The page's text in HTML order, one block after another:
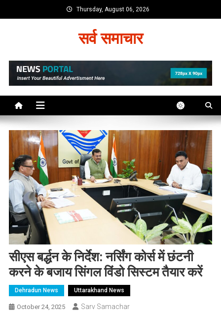
to
Thursday, August 06, 2026
सर्व समाचार
सीएस बर्द्धन के निर्देश: नर्सिंग कोर्स में छंटनी
करने के बजाय सिंगल विंडो सिस्टम तैयार करें
Dehradun News Uttarakhand News
October 24, 2025 Sarv Samachar